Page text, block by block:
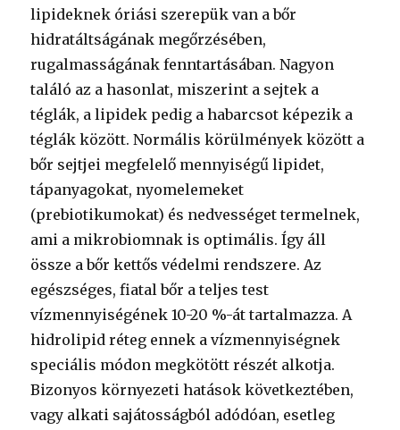
lipideknek óriási szerepük van a bőr
hidratáltságának megőrzésében,
rugalmasságának fenntartásában. Nagyon
találó az a hasonlat, miszerint a sejtek a
téglák, a lipidek pedig a habarcsot képezik a
téglák között. Normális körülmények között a
bőr sejtjei megfelelő mennyiségű lipidet,
tápanyagokat, nyomelemeket
(prebiotikumokat) és nedvességet termelnek,
ami a mikrobiomnak is optimális. Így áll
össze a bőr kettős védelmi rendszere. Az
egészséges, fiatal bőr a teljes test
vízmennyiségének 10-20 %-át tartalmazza. A
hidrolipid réteg ennek a vízmennyiségnek
speciális módon megkötött részét alkotja.
Bizonyos környezeti hatások következtében,
vagy alkati sajátosságból adódóan, esetleg